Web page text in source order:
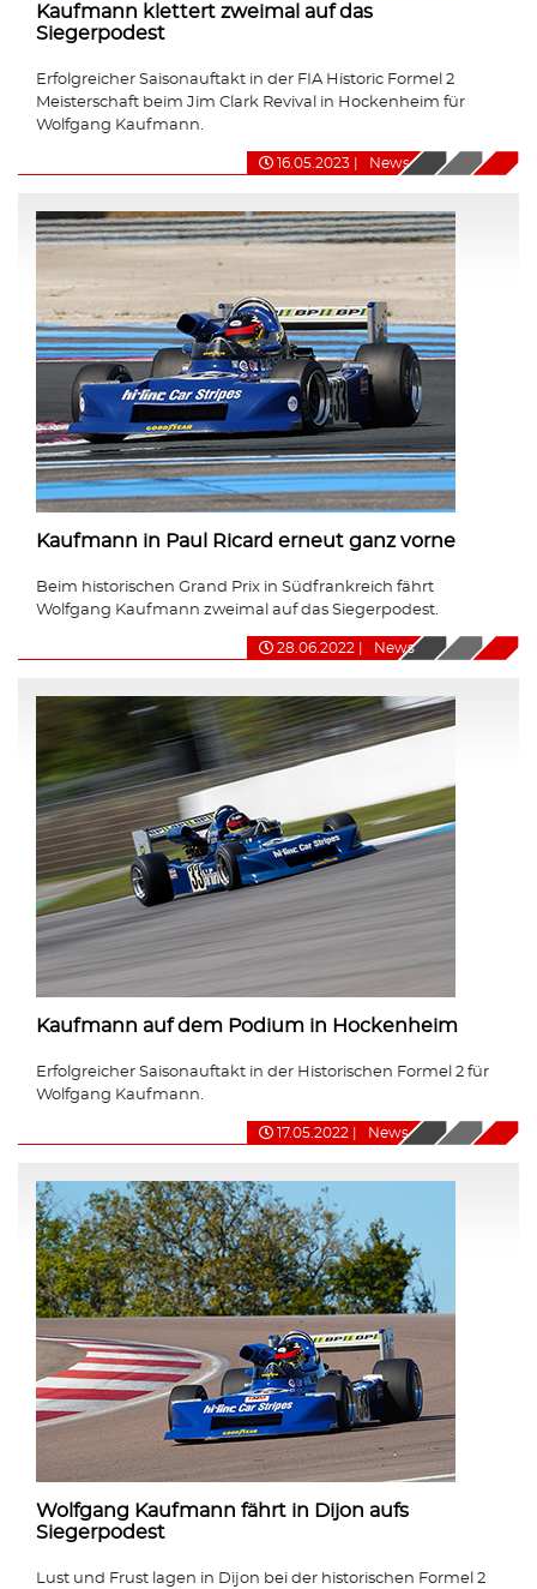
Kaufmann klettert zweimal auf das
Siegerpodest
Erfolgreicher Saisonauftakt in der FIA Historic Formel 2
Meisterschaft beim Jim Clark Revival in Hockenheim für
Wolfgang Kaufmann.
16.05.2023 News
Kaufmann in Paul Ricard erneut ganz vorne
Beim historischen Grand Prix in Südfrankreich fährt
Wolfgang Kaufmann zweimal auf das Siegerpodest.
28.06.2022 News
Kaufmann auf dem Podium in Hockenheim
Erfolgreicher Saisonauftakt in der Historischen Formel 2 für
Wolfgang Kaufmann.
17.05.2022 News
Wolfgang Kaufmann fährt in Dijon aufs
Siegerpodest
Lust und Frust lagen in Dijon bei der historischen Formel 2